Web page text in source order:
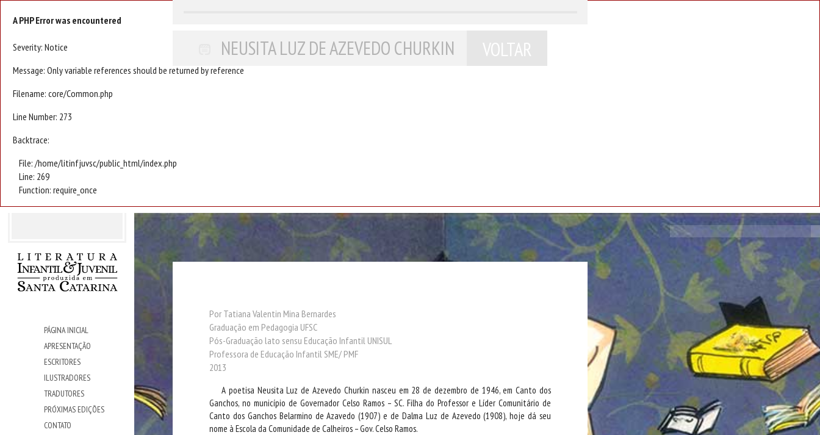
A PHP Error was encountered
Severity: Notice
Message: Only variable references should be returned by reference
Filename: core/Common.php
Line Number: 273
Backtrace:
File: /home/litinfjuvsc/public_html/index.php
Line: 269
Function: require_once
PÁGINA INICIAL
APRESENTAÇÃO
ESCRITORES
ILUSTRADORES
TRADUTORES
PRÓXIMAS EDIÇÕES
CONTATO
NEUSITA LUZ DE AZEVEDO CHURKIN VOLTAR
Por Tatiana Valentin Mina Bernardes
Graduação em Pedagogia UFSC
Pós-Graduação lato sensu Educação Infantil UNISUL
Professora de Educação Infantil SME/ PMF
2013
A poetisa Neusita Luz de Azevedo Churkin nasceu em 28 de dezembro de 1946, em Canto dos
Ganchos, no município de Governador Celso Ramos – SC. Filha do Professor e Líder Comunitário de
Canto dos Ganchos Belarmino de Azavedo (1907) e de Dalma Luz de Azevedo (1908), hoje dá seu
nome à Escola da Comunidade de Calheiros – Gov. Celso Ramos.